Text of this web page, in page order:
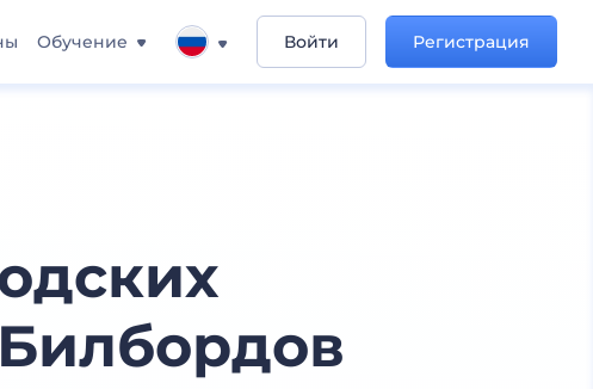
Обучение Войти Регистрация